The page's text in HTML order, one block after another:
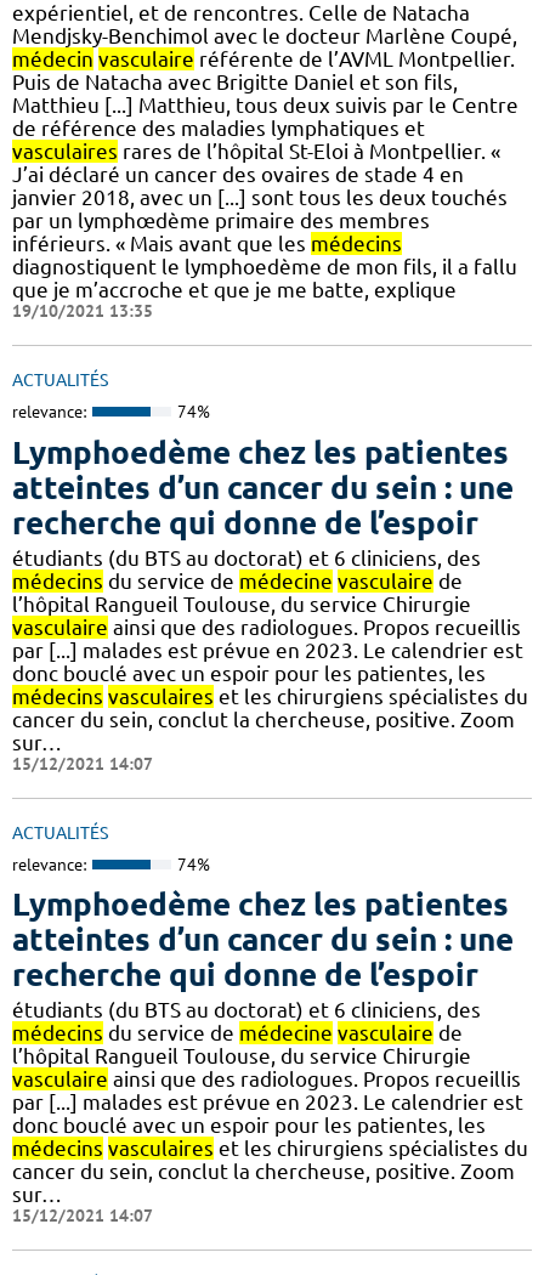
expérientiel, et de rencontres. Celle de Natacha
Mendjsky-Benchimol avec le docteur Marlène Coupé,
médecin vasculaire référente de l’AVML Montpellier.
Puis de Natacha avec Brigitte Daniel et son fils,
Matthieu [...] Matthieu, tous deux suivis par le Centre
de référence des maladies lymphatiques et
vasculaires rares de l’hôpital St-Eloi à Montpellier. «
J’ai déclaré un cancer des ovaires de stade 4 en
janvier 2018, avec un [...] sont tous les deux touchés
par un lymphœdème primaire des membres
inférieurs. « Mais avant que les médecins
diagnostiquent le lymphoedème de mon fils, il a fallu
que je m’accroche et que je me batte, explique
19/10/2021 13:35
ACTUALITÉS
relevance: 74%
Lymphoedème chez les patientes
atteintes d’un cancer du sein : une
recherche qui donne de l’espoir
étudiants (du BTS au doctorat) et 6 cliniciens, des
médecins du service de médecine vasculaire de
l’hôpital Rangueil Toulouse, du service Chirurgie
vasculaire ainsi que des radiologues. Propos recueillis
par [...] malades est prévue en 2023. Le calendrier est
donc bouclé avec un espoir pour les patientes, les
médecins vasculaires et les chirurgiens spécialistes du
cancer du sein, conclut la chercheuse, positive. Zoom
sur…
15/12/2021 14:07
ACTUALITÉS
relevance: 74%
Lymphoedème chez les patientes
atteintes d’un cancer du sein : une
recherche qui donne de l’espoir
étudiants (du BTS au doctorat) et 6 cliniciens, des
médecins du service de médecine vasculaire de
l’hôpital Rangueil Toulouse, du service Chirurgie
vasculaire ainsi que des radiologues. Propos recueillis
par [...] malades est prévue en 2023. Le calendrier est
donc bouclé avec un espoir pour les patientes, les
médecins vasculaires et les chirurgiens spécialistes du
cancer du sein, conclut la chercheuse, positive. Zoom
sur…
15/12/2021 14:07